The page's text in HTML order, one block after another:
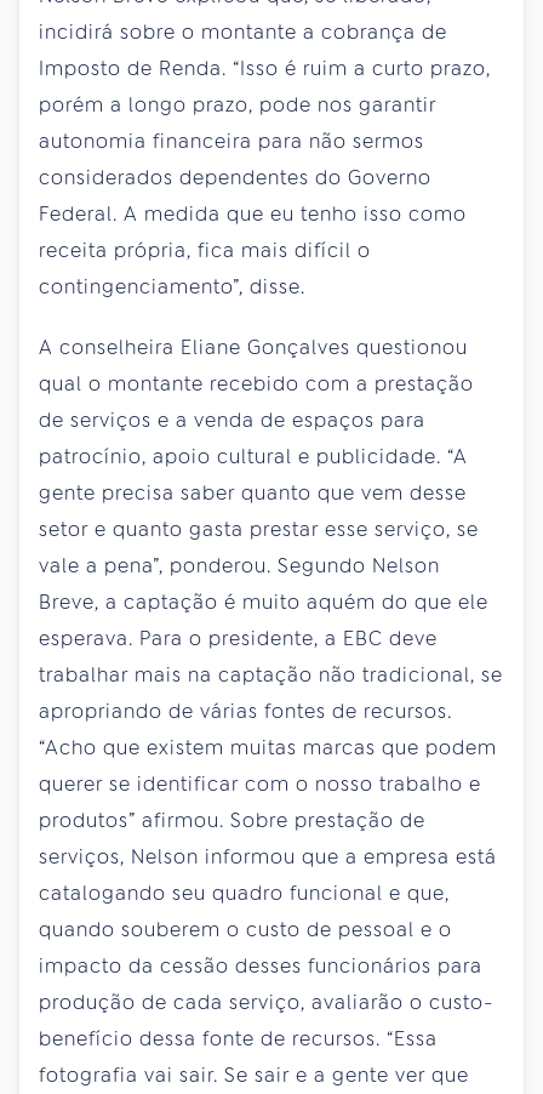
incidirá sobre o montante a cobrança de
Imposto de Renda. “Isso é ruim a curto prazo,
porém a longo prazo, pode nos garantir
autonomia financeira para não sermos
considerados dependentes do Governo
Federal. A medida que eu tenho isso como
receita própria, fica mais difícil o
contingenciamento”, disse.
A conselheira Eliane Gonçalves questionou
qual o montante recebido com a prestação
de serviços e a venda de espaços para
patrocínio, apoio cultural e publicidade. “A
gente precisa saber quanto que vem desse
setor e quanto gasta prestar esse serviço, se
vale a pena”, ponderou. Segundo Nelson
Breve, a captação é muito aquém do que ele
esperava. Para o presidente, a EBC deve
trabalhar mais na captação não tradicional, se
apropriando de várias fontes de recursos.
“Acho que existem muitas marcas que podem
querer se identificar com o nosso trabalho e
produtos” afirmou. Sobre prestação de
serviços, Nelson informou que a empresa está
catalogando seu quadro funcional e que,
quando souberem o custo de pessoal e o
impacto da cessão desses funcionários para
produção de cada serviço, avaliarão o custo-
benefício dessa fonte de recursos. “Essa
fotografia vai sair. Se sair e a gente ver que